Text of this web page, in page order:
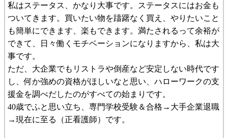
私はステータス、かなり大事です。ステータスにはお金も
ついてきます。買いたい物を躊躇なく買え、やりたいこと
も簡単にできます、楽もできます。満たされるって余裕が
できて、日々働くモチベーションになりますから、私は大
事です。
ただ、大企業でもリストラや倒産など安定しない時代です
し、何か強めの資格がほしいなと思い、ハローワークの支
援金を調べだしたのがすべての始まりです。
40歳でふと思い立ち、専門学校受験＆合格→大手企業退職
→現在に至る（正看護師）です。